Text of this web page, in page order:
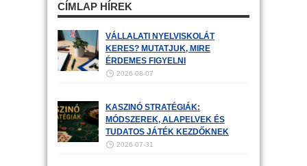
CÍMLAP HÍREK
VÁLLALATI NYELVISKOLÁT
KERES? MUTATJUK, MIRE
ÉRDEMES FIGYELNI
2026-08-07
KASZINÓ STRATÉGIÁK:
MÓDSZEREK, ALAPELVEK ÉS
TUDATOS JÁTÉK KEZDŐKNEK
2026-07-31